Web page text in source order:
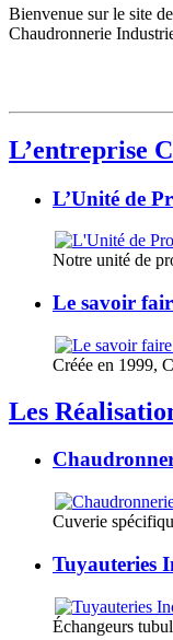
Bienvenue sur le site
Chaudronnerie
L’entreprise
L’Unité de
Notre unité de
Le savoir
Créée en 1999,
Les
Cuverie
Tuyauteries
Échangeurs